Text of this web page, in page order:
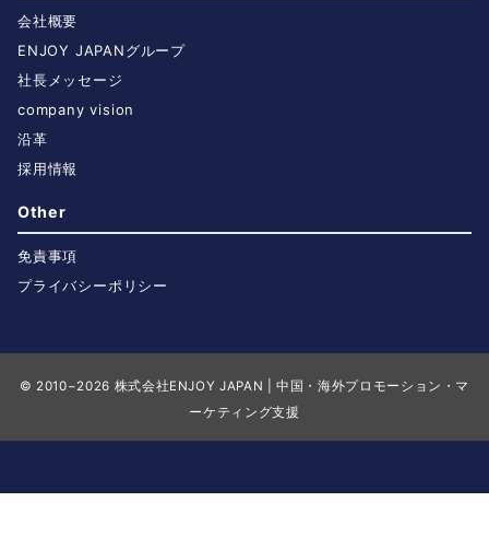
会社概要
ENJOY JAPANグループ
社長メッセージ
company vision
沿革
採用情報
Other
免責事項
プライバシーポリシー
© 2010−2026 株式会社ENJOY JAPAN | 中国・海外プロモーション・マ
ーケティング支援